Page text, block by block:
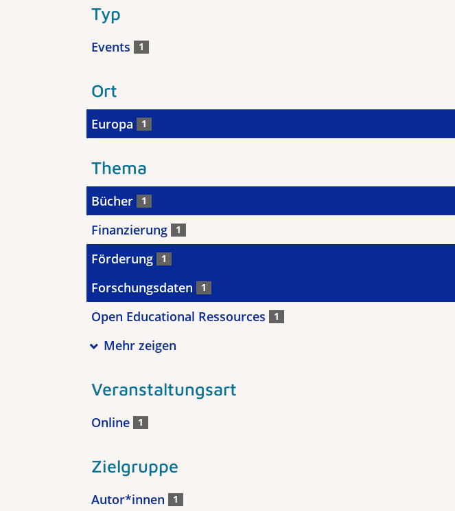
Typ
Events 1
Ort
Europa 1
Thema
Bücher 1
Finanzierung 1
Förderung 1
Forschungsdaten 1
Open Educational Ressources 1
Mehr zeigen
Veranstaltungsart
Online 1
Zielgruppe
Autor*innen 1